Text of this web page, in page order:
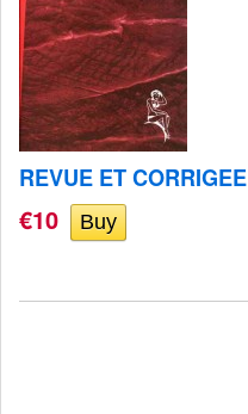
REVUE ET
€10